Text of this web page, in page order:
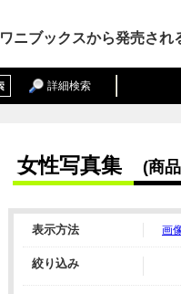
ワニブックスから発売され
詳細検索
女性写真集 (商品
表示方法 画
絞り込み